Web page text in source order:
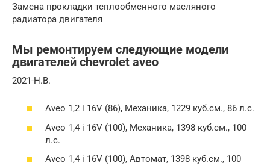
Замена прокладки теплообменного масляного
радиатора двигателя
Мы ремонтируем следующие модели
двигателей chevrolet aveo
2021-Н.В.
Aveo 1,2 i 16V (86), Механика, 1229 куб.см., 86 л.с.
Aveo 1,4 i 16V (100), Механика, 1398 куб.см., 100
л.с.
Aveo 1,4 i 16V (100), Автомат, 1398 куб.см., 100